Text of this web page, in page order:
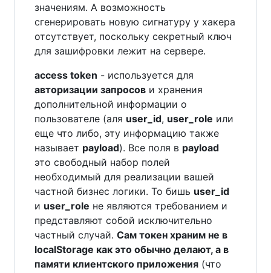
значениям. А возможность
сгенерировать новую сигнатуру у хакера
отсутствует, поскольку секретный ключ
для зашифровки лежит на сервере.
access token - используется для
авторизации запросов и хранения
дополнительной информации о
пользователе (аля user_id, user_role или
еще что либо, эту информацию также
называет payload). Все поля в payload
это свободный набор полей
необходимый для реализации вашей
частной бизнес логики. То бишь user_id
и user_role не являются требованием и
представляют собой исключительно
частный случай. Сам токен храним не в
localStorage как это обычно делают, а в
памяти клиентского приложения (что